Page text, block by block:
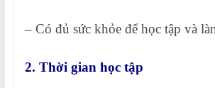
– Có đủ sức khỏe để học tập và
2. Thời gian học tập